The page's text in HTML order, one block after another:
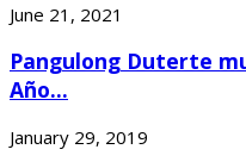
June 21, 2021
Pangulong Duterte
Año...
January 29, 2019